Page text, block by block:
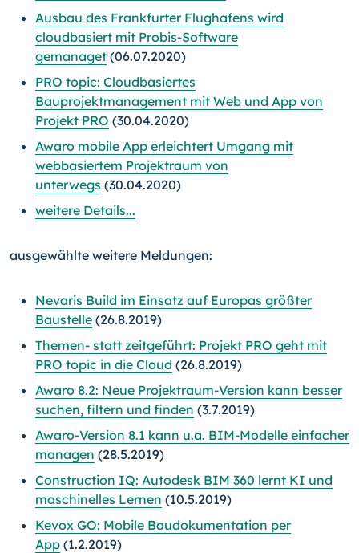
Ausbau des Frankfurter Flughafens wird
cloudbasiert mit Probis-Software
gemanaget (06.07.2020)
PRO topic: Cloudbasiertes
Bauprojektmanagement mit Web und App von
Projekt PRO (30.04.2020)
Awaro mobile App erleichtert Umgang mit
webbasiertem Projektraum von
unterwegs (30.04.2020)
weitere Details...
ausgewählte weitere Meldungen:
Nevaris Build im Einsatz auf Europas größter
Baustelle (26.8.2019)
Themen- statt zeitgeführt: Projekt PRO geht mit
PRO topic in die Cloud (26.8.2019)
Awaro 8.2: Neue Projektraum-Version kann besser
suchen, filtern und finden (3.7.2019)
Awaro-Version 8.1 kann u.a. BIM-Modelle einfacher
managen (28.5.2019)
Construction IQ: Autodesk BIM 360 lernt KI und
maschinelles Lernen (10.5.2019)
Kevox GO: Mobile Baudokumentation per
App (1.2.2019)